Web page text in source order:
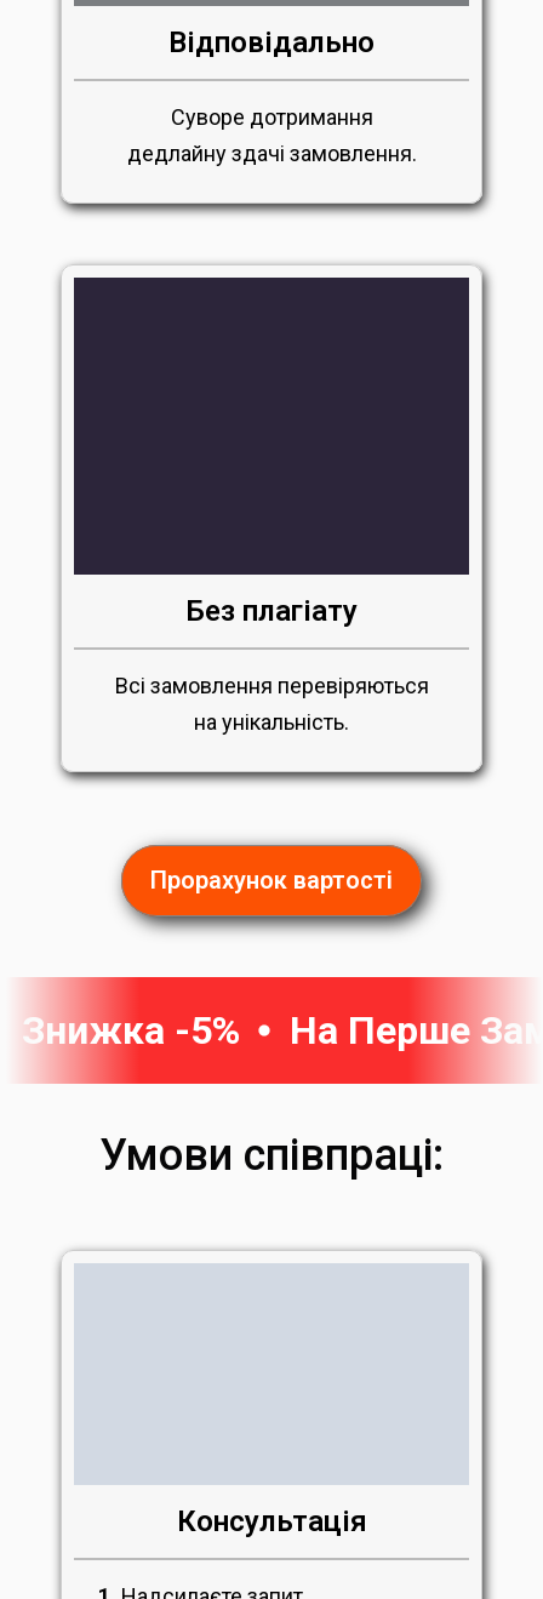
Відповідально
Суворе дотримання
дедлайну здачі замовлення.
Без плагіату
Всі замовлення перевіряються
на унікальність.
Прорахунок вартості
Умови співпраці:
Консультація
Знижка -5% На Перше